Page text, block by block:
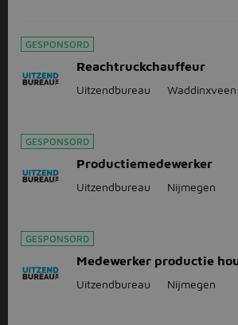
GESPONSORD
Reachtruckchauffeur
Uitzendbureau Waddinxveen
GESPONSORD
Productiemedewerker
Uitzendbureau Nijmegen
GESPONSORD
Medewerker productie
Uitzendbureau Nijmegen